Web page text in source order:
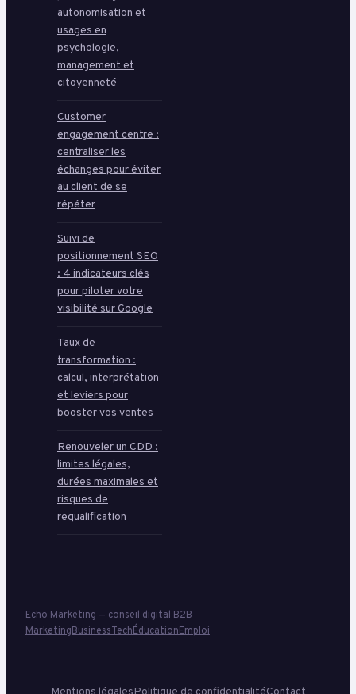
autonomisation et
usages en
psychologie,
management et
citoyenneté
Customer
engagement centre :
centraliser les
échanges pour éviter
au client de se
répéter
Suivi de
positionnement SEO
: 4 indicateurs clés
pour piloter votre
visibilité sur Google
Taux de
transformation :
calcul, interprétation
et leviers pour
booster vos ventes
Renouveler un CDD :
limites légales,
durées maximales et
risques de
requalification
Echo Marketing — conseil digital B2B
MarketingBusinessTechÉducationEmploi